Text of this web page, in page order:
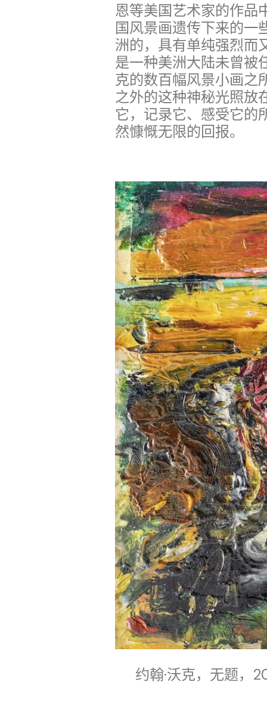
恩等美国艺术家的作品
国风景画遗传下来的一
洲的，具有单纯强烈而
是一种美洲大陆未曾被
克的数百幅风景小画之
之外的这种神秘光照放
它，记录它、感受它的
然慷慨无限的回报。
约翰·沃克，无题，